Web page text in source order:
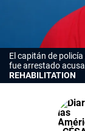
El capitán de
fue arrestado
REHABILITATION